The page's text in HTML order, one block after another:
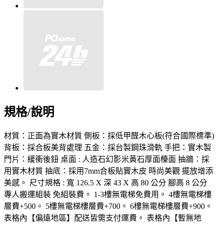
規格/說明
材質：正面為實木材質 側板：採低甲醛木心板(符合國際標準)
背板：採合板美背處理 五金：採台製鋼珠滑軌 手把：實木製
門片：緩衝後鈕 桌面 : 人造石幻影米黃石厚面檯面 抽牆：採
用實木材質 抽底：採用7mm合板貼實木皮 時尚美觀 擺放增添
美感。 尺寸規格 : 寬 126.5 X 深 43 X 高 80 公分 腳高 8 公分
專人搬運組裝 免組裝費。 1-3樓無電梯免費用。 4樓無電梯樓
層費+500。 5樓無電梯樓層費+700。 6樓無電梯樓層費+900。
表格內【偏遠地區】配送皆需支付運費。 表格內【暫無地